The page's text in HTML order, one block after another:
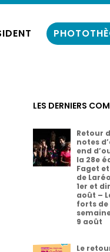
LES DERNIERS
Retour
notes
end
la 28e
Faget
de
1er et
août –
forts
9 août
Le